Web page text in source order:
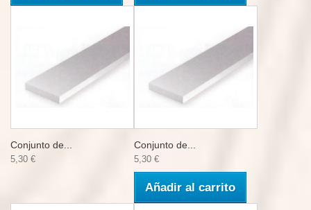
Conjunto de...
5,30 €
Conjunto de...
5,30 €
Añadir al carrito